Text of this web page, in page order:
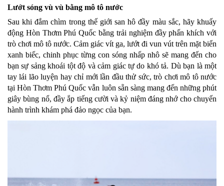
Lướt sóng vù vù bằng mô tô nước
Sau khi đắm chìm trong thế giới san hô đầy màu sắc, hãy khuấy
động Hòn Thơm Phú Quốc bằng trải nghiệm đầy phấn khích với
trò chơi mô tô nước. Cảm giác vít ga, lướt đi vun vút trên mặt biển
xanh biếc, chinh phục từng con sóng nhấp nhô sẽ mang đến cho
bạn sự sảng khoái tột độ và cảm giác tự do khó tả. Dù bạn là một
tay lái lão luyện hay chỉ mới lần đầu thử sức, trò chơi mô tô nước
tại Hòn Thơm Phú Quốc vẫn luôn sẵn sàng mang đến những phút
giây bùng nổ, đầy ắp tiếng cười và kỷ niệm đáng nhớ cho chuyến
hành trình khám phá đảo ngọc của bạn.